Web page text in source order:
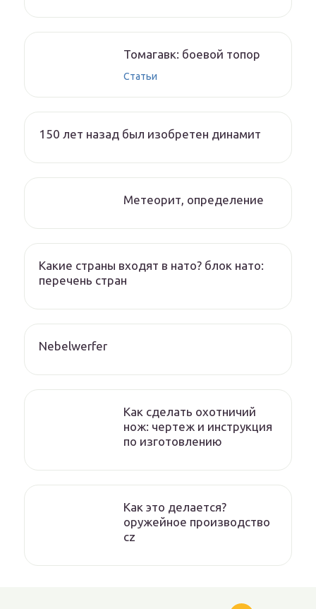
Томагавк: боевой топор
Статьи
150 лет назад был изобретен динамит
Метеорит, определение
Какие страны входят в нато? блок нато:
перечень стран
Nebelwerfer
Как сделать охотничий
нож: чертеж и инструкция
по изготовлению
Как это делается?
оружейное производство
cz